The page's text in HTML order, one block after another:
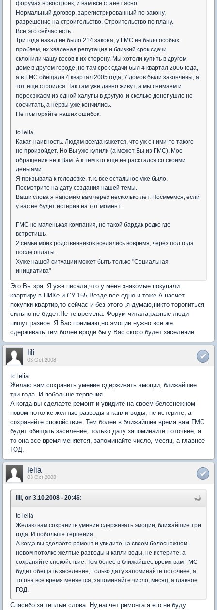
форумах новостроек, и вам все станет ясно.
Нормальный договор, зарегистрированный по закону,
разрешение на строительство. Строительство по плану.
Все это сейчас есть.
Три года назад не было 214 закона, у ГМС не было особых
проблем, их хваленая репутация и близкий срок сдачи
склонили чашу весов в их сторону. Мы хотели купить в другом
доме в другом городе, но там срок сдачи был 4 квартал 2006 года,
а в ГМС обещали 4 квартал 2005 года, 7 домов были закончены, а
тот еще строился. Так там уже давно живут, а мы снимаем и
переезжаем из одной халупы в другую, и сколько денег ушло не
сосчитать, а нервы уже кончились.
Не повторяйте наших ошибок.
to lelia
Какая наивность. Людям всегда кажется, что уж с ними-то такого
не произойдет. Но Вы уже купили (а может Вы из ГМС). Мое
обращение не к Вам. А к тем кто еще не расстался со своими
деньгами.
Я призывала к голодовке, т. к. все остальное уже было.
Посмотрите на дату создания нашей темы.
Ваши слова я напомню вам через несколько лет. Посмеемся, если
у вас не будет истерии на тот момент.
ГМС не маленькая компания, но такой бардак редко где
встретишь.
2 семьи моих родственников вселялись вовремя, через пол года
после оплаты.
Хуже нашей ситуации может быть только "Социальная
инициатива"
Это Вы зря. Я уже писала,что у меня знакомые покупали
квартиру в ПИКе и СУ 155.Везде все одно и тоже.А насчет
покупки квартир,то сейчас и без этого ,я думаю,никто торопиться
сильно не будет.Не те времена. Форум читала,разные люди
пишут разное. Я Вас понимаю,но эмоции нужно все же
сдерживать,тем более вроде бы у Вас скоро будет заселение.
lili
03 Oct 2008
to lelia
Желаю вам сохранить умение сдерживать эмоции, ближайшие
три года. И побольше терпения.
А когда вы сделаете ремонт и увидите на своем белоснежном
новом потолке желтые разводы и капли воды, не истерите, а
сохраняйте спокойствие. Тем более в ближайшее время вам ГМС
будет обещать заселение, только дату запоминайте поточнее, а
то она все время меняется, запоминайте число, месяц, а главное
ГОД.
lelia
03 Oct 2008
lili, on 3.10.2008 - 20:46:
to lelia
Желаю вам сохранить умение сдерживать эмоции, ближайшие три
года. И побольше терпения.
А когда вы сделаете ремонт и увидите на своем белоснежном
новом потолке желтые разводы и капли воды, не истерите, а
сохраняйте спокойствие. Тем более в ближайшее время вам ГМС
будет обещать заселение, только дату запоминайте поточнее, а
то она все время меняется, запоминайте число, месяц, а главное
ГОД.
Спасибо за теплые слова. Ну,насчет ремонта я его не буду